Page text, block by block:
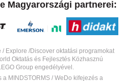
Magyarországi partnerei:
Explore /Discover oktatási programokat
Oktatás és Fejlesztés Közhasznú
Group engedélyével.
a MINDSTORMS / WeDo kifejezés a